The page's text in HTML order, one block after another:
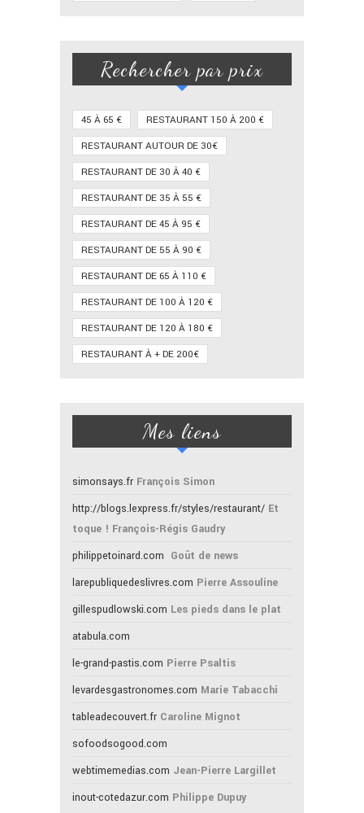
Rechercher par prix
45 À 65 €
RESTAURANT 150 À 200 €
RESTAURANT AUTOUR DE 30€
RESTAURANT DE 30 À 40 €
RESTAURANT DE 35 À 55 €
RESTAURANT DE 45 À 95 €
RESTAURANT DE 55 À 90 €
RESTAURANT DE 65 À 110 €
RESTAURANT DE 100 À 120 €
RESTAURANT DE 120 À 180 €
RESTAURANT À + DE 200€
Mes liens
simonsays.fr François Simon
http://blogs.lexpress.fr/styles/restaurant/ Et
toque ! François-Régis Gaudry
philippetoinard.com Goût de news
larepubliquedeslivres.com Pierre Assouline
gillespudlowski.com Les pieds dans le plat
atabula.com
le-grand-pastis.com Pierre Psaltis
levardesgastronomes.com Marie Tabacchi
tableadecouvert.fr Caroline Mignot
sofoodsogood.com
webtimemedias.com Jean-Pierre Largillet
inout-cotedazur.com Philippe Dupuy